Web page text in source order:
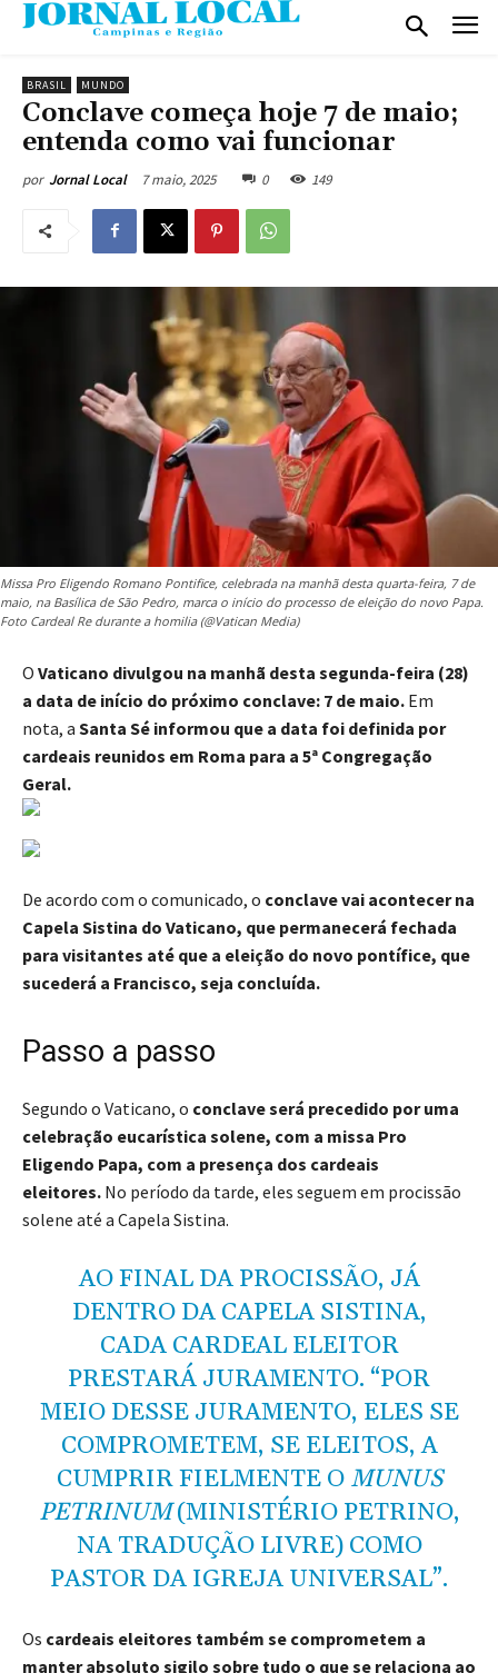
BRASIL MUNDO
Conclave começa hoje 7 de maio;
entenda como vai funcionar
por Jornal Local 7 maio, 2025 0 149
Missa Pro Eligendo Romano Pontifice, celebrada na manhã desta quarta-feira, 7 de
maio, na Basílica de São Pedro, marca o início do processo de eleição do novo Papa.
Foto Cardeal Re durante a homilia (@Vatican Media)
O Vaticano divulgou na manhã desta segunda-feira (28)
a data de início do próximo conclave: 7 de maio. Em
nota, a Santa Sé informou que a data foi definida por
cardeais reunidos em Roma para a 5ª Congregação
Geral.
De acordo com o comunicado, o conclave vai acontecer na
Capela Sistina do Vaticano, que permanecerá fechada
para visitantes até que a eleição do novo pontífice, que
sucederá a Francisco, seja concluída.
Passo a passo
Segundo o Vaticano, o conclave será precedido por uma
celebração eucarística solene, com a missa Pro
Eligendo Papa, com a presença dos cardeais
eleitores. No período da tarde, eles seguem em procissão
solene até a Capela Sistina.
AO FINAL DA PROCISSÃO, JÁ
DENTRO DA CAPELA SISTINA,
CADA CARDEAL ELEITOR
PRESTARÁ JURAMENTO. “POR
MEIO DESSE JURAMENTO, ELES SE
COMPROMETEM, SE ELEITOS, A
CUMPRIR FIELMENTE OMUNUS
PETRINUM(MINISTÉRIO PETRINO,
NA TRADUÇÃO LIVRE) COMO
PASTOR DA IGREJA UNIVERSAL”.
Os cardeais eleitores também se comprometem a
manter absoluto sigilo sobre tudo o que se relaciona ao